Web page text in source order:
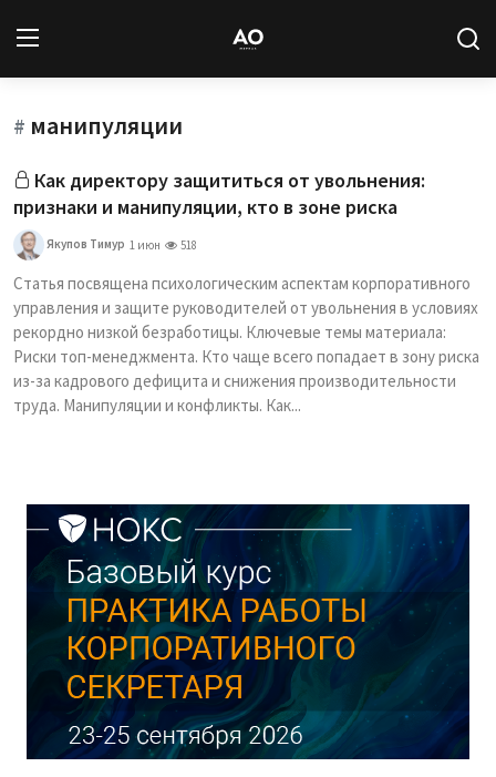
Вход
Новости
Статьи
Авторы
Архив
База знаний
# манипуляции
Как директору защититься от увольнения:
признаки и манипуляции, кто в зоне риска
Якупов Тимур 1 июн 518
Статья посвящена психологическим аспектам корпоративного
управления и защите руководителей от увольнения в условиях
рекордно низкой безработицы. Ключевые темы материала:
Риски топ-менеджмента. Кто чаще всего попадает в зону риска
из-за кадрового дефицита и снижения производительности
труда. Манипуляции и конфликты. Как...